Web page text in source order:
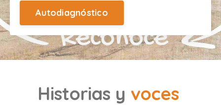
Autodiagnóstico
Historias y voces